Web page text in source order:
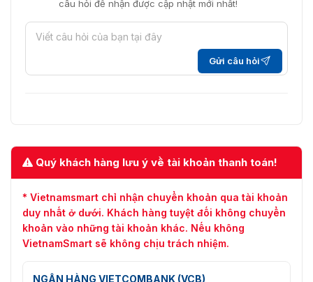
câu hỏi để nhận được cập nhật mới nhất!
Gửi câu hỏi
Quý khách hàng lưu ý về tài khoản thanh toán!
* Vietnamsmart chỉ nhận chuyển khoản qua tài khoản
duy nhất ở dưới. Khách hàng tuyệt đối không chuyển
khoản vào những tài khoản khác. Nếu không
VietnamSmart sẽ không chịu trách nhiệm.
NGÂN HÀNG VIETCOMBANK (VCB)